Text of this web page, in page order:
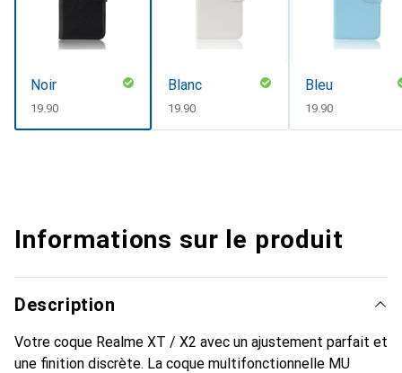
Noir
CHF
19.90
Blanc
CHF
19.90
Bleu
CHF
19.90
Informations sur le produit
Description
Votre coque Realme XT / X2 avec un ajustement parfait et
une finition discrète. La coque multifonctionnelle MU